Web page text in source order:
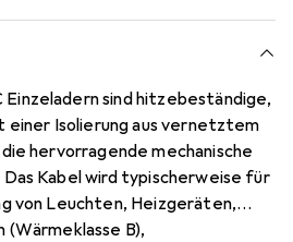
Einzeladern sind hitzebeständige,
einer Isolierung aus vernetztem
hervorragende mechanische
Kabel wird typischerweise für
von Leuchten, Heizgeräten,
(Wärmeklasse B),